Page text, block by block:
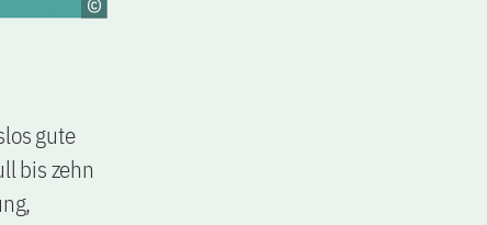
gute
bis zehn